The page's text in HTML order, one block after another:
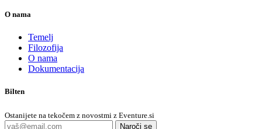
O nama
Temelj
Filozofija
O nama
Dokumentacija
Bilten
Ostanijete na tekočem z novostmi z Eventure.si
Naroči se